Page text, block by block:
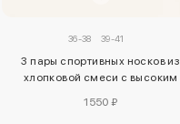
36-38 39-41
3 пары спортивных носков из
хлопковой смеси с высоким
1550 ₽